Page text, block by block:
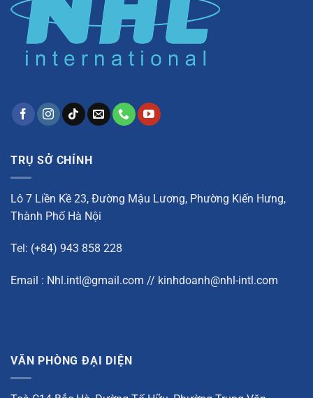
TRỤ SỞ CHÍNH
Lô 7 Liền Kề 23, Đường Mậu Lương, Phường Kiến Hưng,
Thành Phố Hà Nội
Tel: (+84) 943 858 228
Email : Nhl.intl@gmail.com // kinhdoanh@nhl-intl.com
VĂN PHÒNG ĐẠI DIỆN